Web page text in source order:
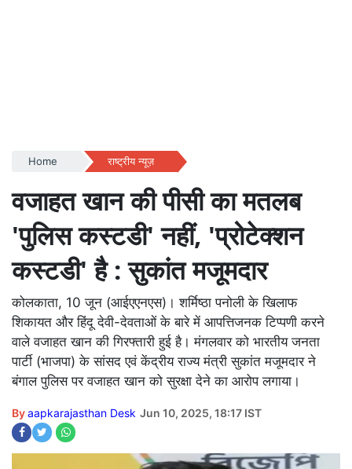
Home राष्ट्रीय न्यूज़
वजाहत खान की पीसी का मतलब
'पुलिस कस्टडी' नहीं, 'प्रोटेक्शन
कस्टडी' है : सुकांत मजूमदार
कोलकाता, 10 जून (आईएएनएस)। शर्मिष्ठा पनोली के खिलाफ
शिकायत और हिंदू देवी-देवताओं के बारे में आपत्तिजनक टिप्पणी करने
वाले वजाहत खान की गिरफ्तारी हुई है। मंगलवार को भारतीय जनता
पार्टी (भाजपा) के सांसद एवं केंद्रीय राज्य मंत्री सुकांत मजूमदार ने
बंगाल पुलिस पर वजाहत खान को सुरक्षा देने का आरोप लगाया।
Byaapkarajasthan Desk Jun 10, 2025, 18:17 IST